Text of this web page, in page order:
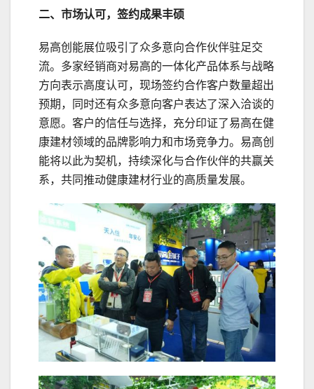
二、市场认可，签约成果丰硕
易高创能展位吸引了众多意向合作伙伴驻足交
流。多家经销商对易高的一体化产品体系与战略
方向表示高度认可，现场签约合作客户数量超出
预期，同时还有众多意向客户表达了深入洽谈的
意愿。客户的信任与选择，充分印证了易高在健
康建材领域的品牌影响力和市场竞争力。易高创
能将以此为契机，持续深化与合作伙伴的共赢关
系，共同推动健康建材行业的高质量发展。